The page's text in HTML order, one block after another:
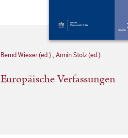
Bernd Wieser (ed.) Armin Stolz (ed.)
Europäische Verfassungen